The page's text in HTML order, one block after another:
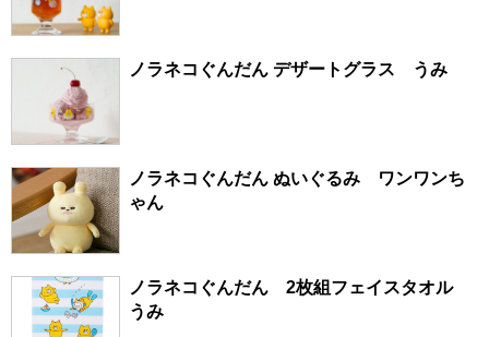
ノラネコぐんだん デザートグラス うみ
ノラネコぐんだん ぬいぐるみ ワンワンち
ゃん
ノラネコぐんだん 2枚組フェイスタオル
うみ